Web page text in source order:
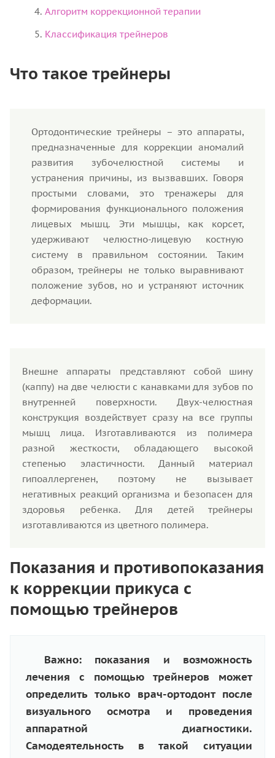
Алгоритм коррекционной терапии
Классификация трейнеров
Что такое трейнеры
Ортодонтические трейнеры – это аппараты,
предназначенные для коррекции аномалий
развития зубочелюстной системы и
устранения причины, из вызвавших. Говоря
простыми словами, это тренажеры для
формирования функционального положения
лицевых мышц. Эти мышцы, как корсет,
удерживают челюстно-лицевую костную
систему в правильном состоянии. Таким
образом, трейнеры не только выравнивают
положение зубов, но и устраняют источник
деформации.
Внешне аппараты представляют собой шину
(каппу) на две челюсти с канавками для зубов по
внутренней поверхности. Двух-челюстная
конструкция воздействует сразу на все группы
мышц лица. Изготавливаются из полимера
разной жесткости, обладающего высокой
степенью эластичности. Данный материал
гипоаллергенен, поэтому не вызывает
негативных реакций организма и безопасен для
здоровья ребенка. Для детей трейнеры
изготавливаются из цветного полимера.
Показания и противопоказания
к коррекции прикуса с
помощью трейнеров
Важно: показания и возможность
лечения с помощью трейнеров может
определить только врач-ортодонт после
визуального осмотра и проведения
аппаратной диагностики.
Самодеятельность в такой ситуации